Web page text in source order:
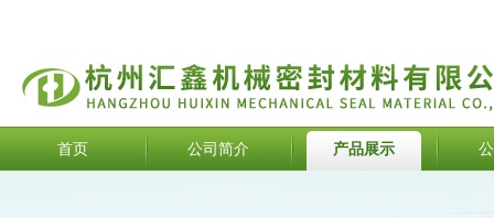
首页 公司简介 产品展示